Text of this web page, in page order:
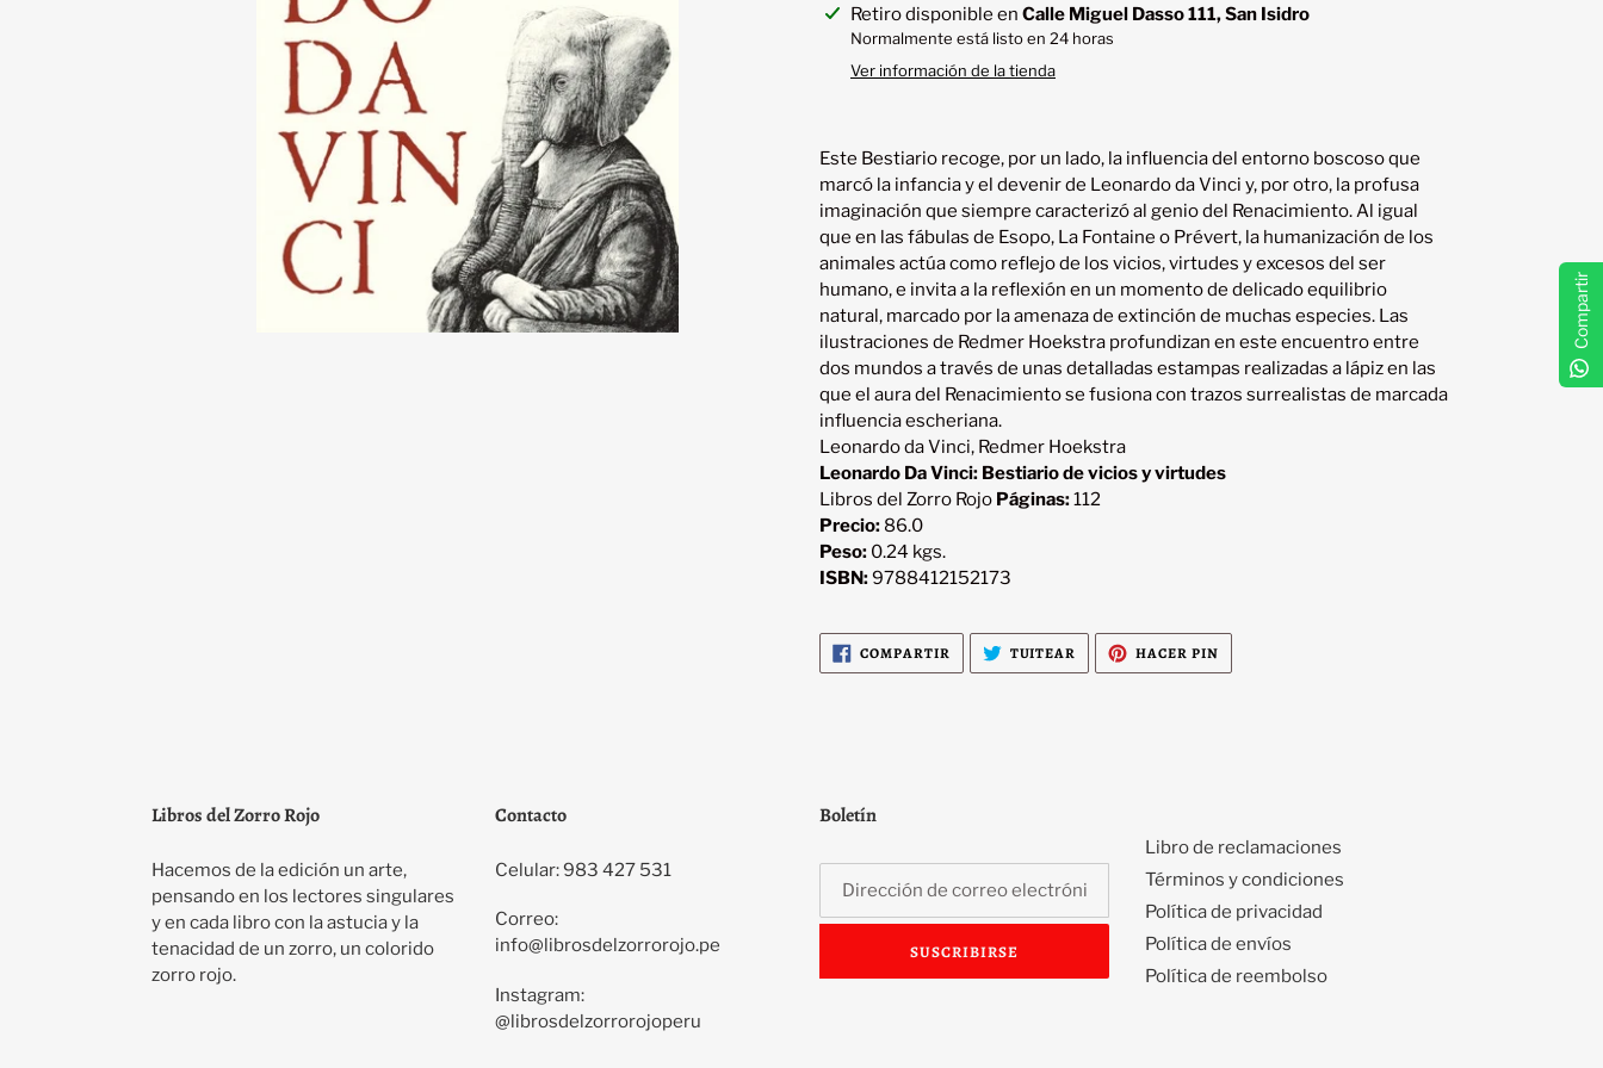
Agregando
producto
Retiro disponible en Calle Miguel Dasso 111, San Isidro
Normalmente está listo en 24 horas
Ver información de la tienda
Este Bestiario recoge, por un lado, la influencia del entorno boscoso que
marcó la infancia y el devenir de Leonardo da Vinci y, por otro, la profusa
imaginación que siempre caracterizó al genio del Renacimiento. Al igual
que en las fábulas de Esopo, La Fontaine o Prévert, la humanización de los
animales actúa como reflejo de los vicios, virtudes y excesos del ser
humano, e invita a la reflexión en un momento de delicado equilibrio
natural, marcado por la amenaza de extinción de muchas especies. Las
ilustraciones de Redmer Hoekstra profundizan en este encuentro entre
dos mundos a través de unas detalladas estampas realizadas a lápiz en las
que el aura del Renacimiento se fusiona con trazos surrealistas de marcada
Leonardo da Vinci, Redmer Hoekstra
Leonardo Da Vinci: Bestiario de vicios y virtudes
Libros del Zorro Rojo Páginas:112
Precio: 86.0
Peso: 0.24 kgs.
ISBN:9788412152173
COMPARTIR COMPARTIR
EN
FACEBOOK
TUITEAR TUITEAR
TWITTER
HACER PINPINEAR
PINTEREST
Libros del Zorro Rojo
Hacemos de la edición un arte,
pensando en los lectores singulares
y en cada libro con la astucia y la
tenacidad de un zorro, un colorido
zorro rojo.
Contacto
Celular: 983 427 531
Correo:
info@librosdelzorrorojo.pe
Instagram:
@librosdelzorrorojoperu
Boletín
SUSCRIBIRSE
Libro de reclamaciones
Términos y condiciones
Política de privacidad
Política de envíos
Política de reembolso
Compartir